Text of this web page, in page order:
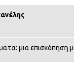
μια επισκόπηση